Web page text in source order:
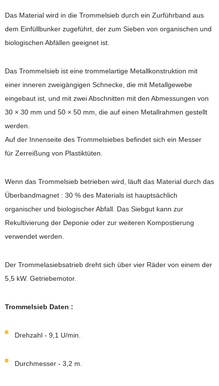
Das Material wird in die Trommelsieb durch ein Zurführband aus
dem Einfüllbunker zugeführt, der zum Sieben von organischen und
biologischen Abfällen geeignet ist.
Das Trommelsieb ist eine trommelartige Metallkonstruktion mit
einer inneren zweigängigen Schnecke, die mit Metallgewebe
eingebaut ist, und mit zwei Abschnitten mit den Abmessungen von
30 × 30 mm und 50 × 50 mm, die auf einen Metallrahmen gestellt
werden.
Auf der Innenseite des Trommelsiebes befindet sich ein Messer
für Zerreißung von Plastiktüten.
Wenn das Trommelsieb betrieben wird, läuft das Material durch das
Überbandmagnet : 30 % des Materials ist hauptsächlich
organischer und biologischer Abfall. Das Siebgut kann zur
Rekultivierung der Deponie oder zur weiteren Kompostierung
verwendet werden.
Der Trommelasiebsatrieb dreht sich über vier Räder von einem der
5,5 kW. Getriebemotor.
Trommelsieb Daten :
Drehzahl - 9,1 U/min.
Durchmesser - 3,2 m.